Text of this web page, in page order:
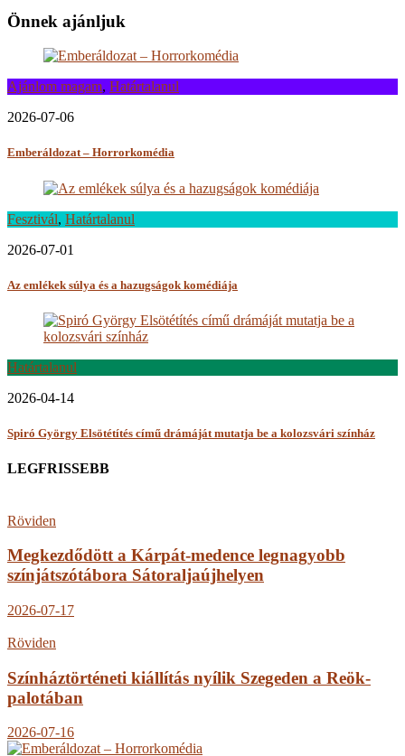
Önnek ajánljuk
Ajánlom magam, Határtalanul
2026-07-06
Emberáldozat – Horrorkomédia
Fesztivál, Határtalanul
2026-07-01
Az emlékek súlya és a hazugságok komédiája
Határtalanul
2026-04-14
Spiró György Elsötétítés című drámáját mutatja be a kolozsvári színház
LEGFRISSEBB
Röviden
Megkezdődött a Kárpát-medence legnagyobb
színjátszótábora Sátoraljaújhelyen
2026-07-17
Röviden
Színháztörténeti kiállítás nyílik Szegeden a Reök-
palotában
2026-07-16